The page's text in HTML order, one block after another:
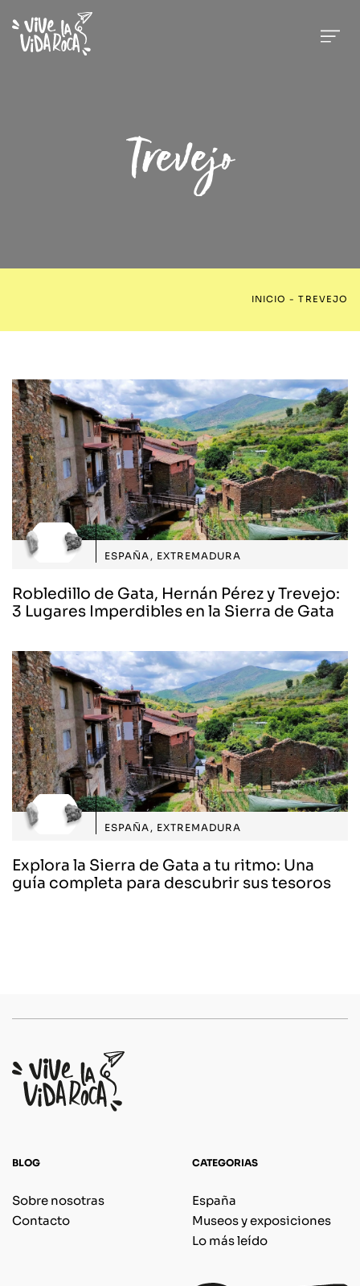
Trevejo
INICIO -TREVEJO
ESPAÑA , EXTREMADURA
Robledillo de Gata, Hernán Pérez y Trevejo:
3 Lugares Imperdibles en la Sierra de Gata
ESPAÑA , EXTREMADURA
Explora la Sierra de Gata a tu ritmo: Una
guía completa para descubrir sus tesoros
BLOG
Sobre nosotras
Contacto
CATEGORIAS
España
Museos y exposiciones
Lo más leído